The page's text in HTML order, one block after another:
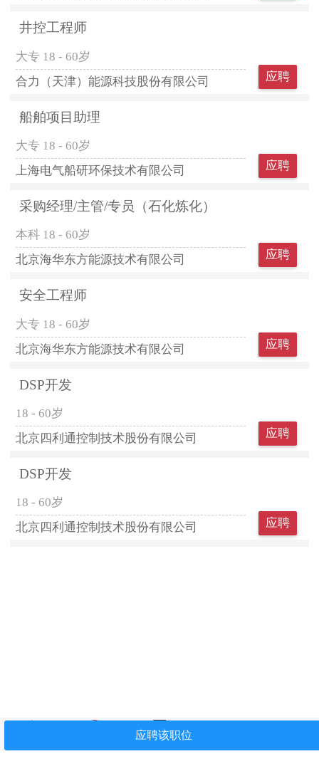
井控工程师
大专 18 - 60岁
合力（天津）能源科技股份有限公司
应聘
船舶项目助理
大专 18 - 60岁
上海电气船研环保技术有限公司
应聘
采购经理/主管/专员（石化炼化）
本科 18 - 60岁
北京海华东方能源技术有限公司
应聘
安全工程师
大专 18 - 60岁
北京海华东方能源技术有限公司
应聘
DSP开发
18 - 60岁
北京四利通控制技术股份有限公司
应聘
DSP开发
18 - 60岁
北京四利通控制技术股份有限公司
应聘
简历中心